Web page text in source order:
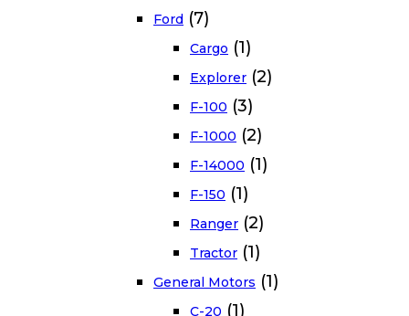
Ford (7)
Cargo (1)
Explorer (2)
F-100 (3)
F-1000 (2)
F-14000 (1)
F-150 (1)
Ranger (2)
Tractor (1)
General Motors (1)
C-20 (1)